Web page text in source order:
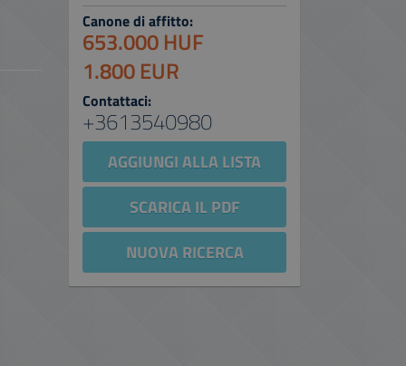
Canone di affitto:
653.000 HUF
1.800 EUR
Contattaci:
+3613540980
AGGIUNGI ALLA LISTA
SCARICA IL PDF
NUOVA RICERCA